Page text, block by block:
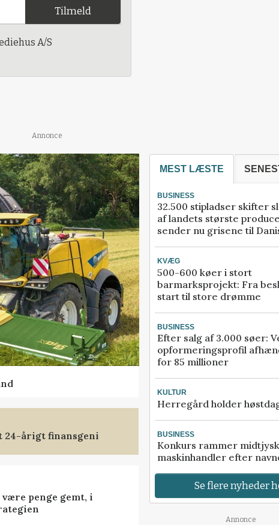
Tilmeld
A/S
Annonce
24-årigt finansgeni
være penge gemt, i
MEST LÆSTE
BUSINESS
32.500 stipladser skifter
af landets største
sender nu grisene til
KVÆG
500-600 køer i stort
barmarksprojekt: Fra
start til store drømme
BUSINESS
Efter salg af 3.000 søer:
opformeringsprofil
for 85 millioner
KULTUR
Herregård holder
BUSINESS
Konkurs rammer midtjysk
maskinhandler efter
Se flere nyheder
Annonce